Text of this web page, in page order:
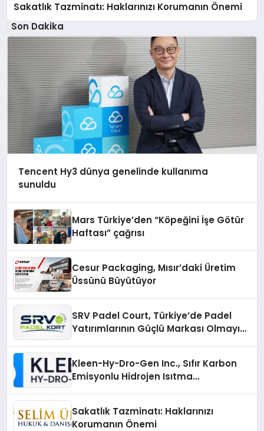
Sakatlık Tazminatı: Haklarınızı Korumanın Önemi
Son Dakika
Tencent Hy3 dünya genelinde kullanıma
sunuldu
Mars Türkiye’den “Köpeğini İşe Götür
Haftası” çağrısı
Cesur Packaging, Mısır’daki Üretim
Üssünü Büyütüyor
SRV Padel Court, Türkiye’de Padel
Yatırımlarının Güçlü Markası Olmayı
Kleen-Hy-Dro-Gen Inc., Sıfır Karbon
Emisyonlu Hidrojen Isıtma
Sakatlık Tazminatı: Haklarınızı
Korumanın Önemi